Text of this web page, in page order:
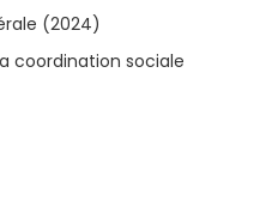
(2024)
coordination sociale